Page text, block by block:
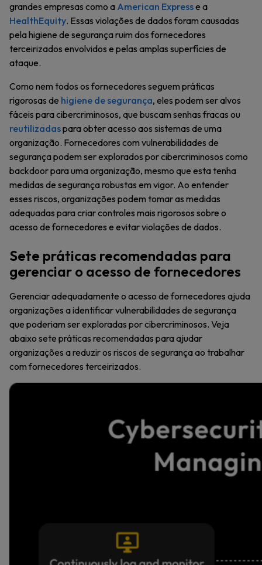
grandes empresas como a American Expresse a
HealthEquity. Essas violações de dados foram causadas
pela higiene de segurança ruim dos fornecedores
terceirizados envolvidos e pelas amplas superfícies de
ataque.
Como nem todos os fornecedores seguem práticas
rigorosas de higiene de segurança, eles podem ser alvos
fáceis para cibercriminosos, que buscam senhas fracas ou
reutilizadaspara obter acesso aos sistemas de uma
organização. Fornecedores com vulnerabilidades de
segurança podem ser explorados por cibercriminosos como
backdoor para uma organização, mesmo que esta tenha
medidas de segurança robustas em vigor. Ao entender
esses riscos, organizações podem tomar as medidas
adequadas para criar controles mais rigorosos sobre o
acesso de fornecedores e evitar violações de dados.
Sete práticas recomendadas para
gerenciar o acesso de fornecedores
Gerenciar adequadamente o acesso de fornecedores ajuda
organizações a identificar vulnerabilidades de segurança
que poderiam ser exploradas por cibercriminosos. Veja
abaixo sete práticas recomendadas para ajudar
organizações a reduzir os riscos de segurança ao trabalhar
com fornecedores terceirizados.